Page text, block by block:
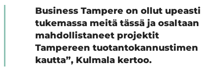
Business Tampere on ollut upeasti
tukemassa meitä tässä ja osaltaan
mahdollistaneet projektit
Tampereen tuotantokannustimen
kautta”, Kulmala kertoo.